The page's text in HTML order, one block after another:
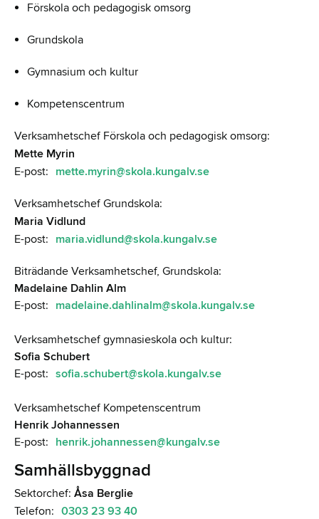
Förskola och pedagogisk omsorg
Grundskola
Gymnasium och kultur
Kompetenscentrum
Verksamhetschef Förskola och pedagogisk omsorg:
Mette Myrin
E-post: mette.myrin@skola.kungalv.se
Verksamhetschef Grundskola:
Maria Vidlund
E-post: maria.vidlund@skola.kungalv.se
Biträdande Verksamhetschef, Grundskola:
Madelaine Dahlin Alm
E-post: madelaine.dahlinalm@skola.kungalv.se
Verksamhetschef gymnasieskola och kultur:
Sofia Schubert
E-post: sofia.schubert@skola.kungalv.se
Verksamhetschef Kompetenscentrum
Henrik Johannessen
E-post: henrik.johannessen@kungalv.se
Samhällsbyggnad
Sektorchef: Åsa Berglie
Telefon: 0303 23 93 40